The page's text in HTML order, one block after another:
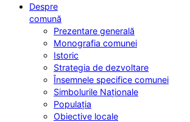
Despre
comună
Prezentare generală
Monografia comunei
Istoric
Strategia de dezvoltare
Însemnele specifice comunei
Simbolurile Naționale
Populația
Obiective locale